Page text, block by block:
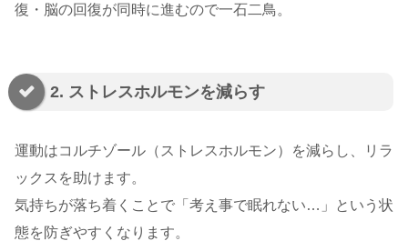
復・脳の回復が同時に進むので一石二鳥。
2. ストレスホルモンを減らす
運動はコルチゾール（ストレスホルモン）を減らし、リラ
ックスを助けます。
気持ちが落ち着くことで「考え事で眠れない…」という状
態を防ぎやすくなります。